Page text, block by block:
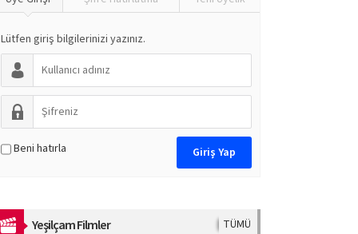
Lütfen giriş bilgilerinizi yazınız.
Beni hatırla
Yeşilçam Filmler TÜMÜ